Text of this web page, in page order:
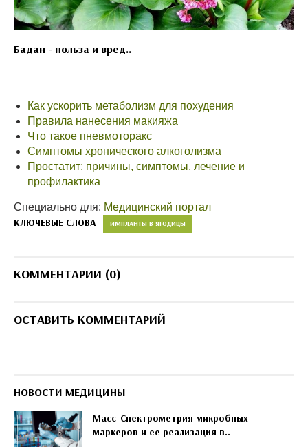
Бадан - польза и вред..
Как ускорить метаболизм для похудения
Правила нанесения макияжа
Что такое пневмоторакс
Симптомы хронического алкоголизма
Простатит: причины, симптомы, лечение и
профилактика
Специально для: Медицинский портал
КЛЮЧЕВЫЕ СЛОВА ИМПЛАНТЫ В ЯГОДИЦЫ
КОММЕНТАРИИ (0)
ОСТАВИТЬ КОММЕНТАРИЙ
НОВОСТИ МЕДИЦИНЫ
Масс-Спектрометрия микробных
маркеров и ее реализация в..